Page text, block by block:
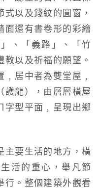
以及錢紋的圓窗，
面還有書卷形的彩繪
、「義路」、「竹
以及祈福的願望。
居中者為雙堂屋﹐
護龍），由層層橫屋
字型平面﹐呈現出鄉
主要生活的地方，橫
活的重心，舉凡節
行。整個建築外觀看